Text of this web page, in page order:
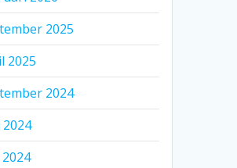
2025
2025
2024